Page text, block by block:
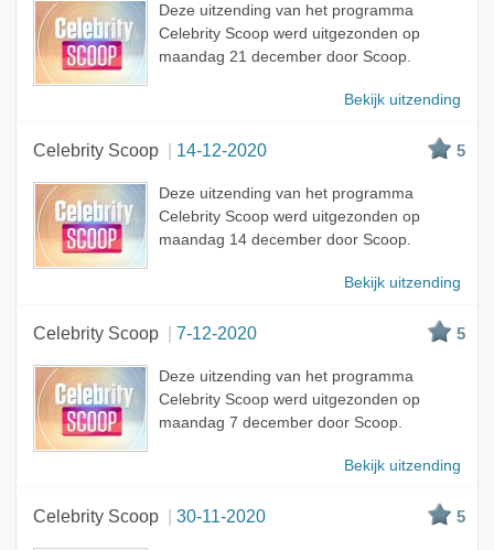
Deze uitzending van het programma
Celebrity Scoop werd uitgezonden op
maandag 21 december door Scoop.
Bekijk uitzending
Celebrity Scoop 14-12-2020 5
Deze uitzending van het programma
Celebrity Scoop werd uitgezonden op
maandag 14 december door Scoop.
Bekijk uitzending
Celebrity Scoop 7-12-2020 5
Deze uitzending van het programma
Celebrity Scoop werd uitgezonden op
maandag 7 december door Scoop.
Bekijk uitzending
Celebrity Scoop 30-11-2020 5